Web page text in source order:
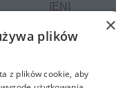
[EN]
×
plików
z plików cookie, aby